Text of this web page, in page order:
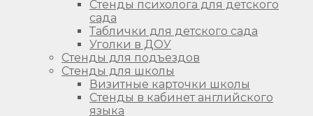
Стенды психолога для детского
сада
Таблички для детского сада
Уголки в ДОУ
Стенды для подъездов
Стенды для школы
Визитные карточки школы
Стенды в кабинет английского
языка